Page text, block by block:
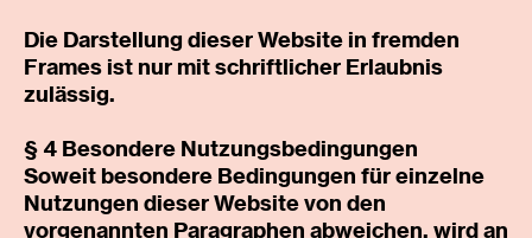
Die Darstellung dieser Website in fremden
Frames ist nur mit schriftlicher Erlaubnis
zulässig.
§ 4 Besondere Nutzungsbedingungen
Soweit besondere Bedingungen für einzelne
Nutzungen dieser Website von den
vorgenannten Paragraphen abweichen, wird an